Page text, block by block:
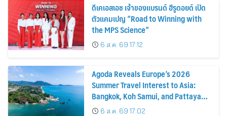
ดีเคเอสเอช เจ้าของแบรนด์ ฮีรูดอยด์ เปิด
ตัวแคมเปญ “Road to Winning with
the MPS Science”
6 ส.ค. 69 17:12
Agoda Reveals Europe’s 2026
Summer Travel Interest to Asia:
Bangkok, Koh Samui, and Pattaya
Among the Top Cities
6 ส.ค. 69 17:02